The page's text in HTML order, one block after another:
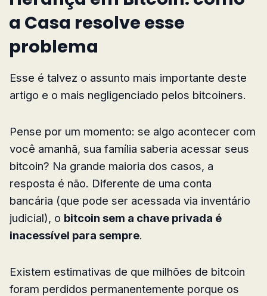
a Casa resolve esse
problema
Esse é talvez o assunto mais importante deste
artigo e o mais negligenciado pelos bitcoiners.
Pense por um momento: se algo acontecer com
você amanhã, sua família saberia acessar seus
bitcoin? Na grande maioria dos casos, a
resposta é não. Diferente de uma conta
bancária (que pode ser acessada via inventário
judicial), o bitcoin sem a chave privada é
inacessível para sempre.
Existem estimativas de que milhões de bitcoin
foram perdidos permanentemente porque os